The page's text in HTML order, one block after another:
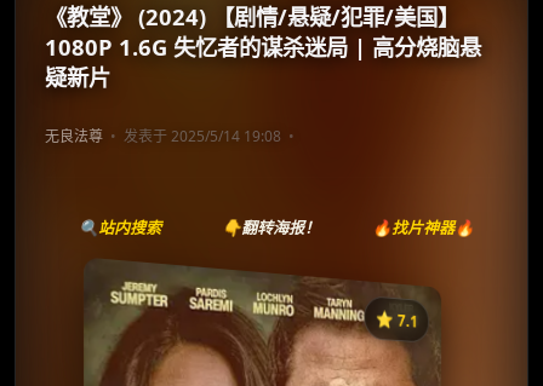
《教堂》 (2024) 【剧情/悬疑/犯罪/美国】
1080P 1.6G 失忆者的谋杀迷局 | 高分烧脑悬
疑新片
无良法尊 发表于 2025/5/14 19:08
🔍站内搜索 👇翻转海报！ 🔥找片神器🔥
⭐️ 7.1
《Chapel》
⭐
⭐️ 评分：7.1 | 🎬 2025年